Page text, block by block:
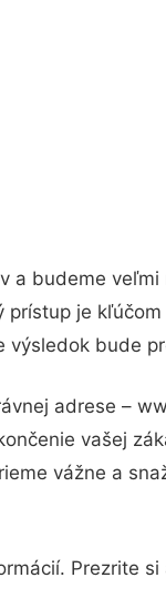
a budeme
prístup je kľúčom
bude
adrese –
vašej
vážne a
Prezrite